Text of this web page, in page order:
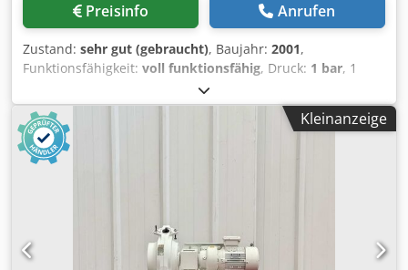
Preisinfo Anrufen
Zustand: sehr gut (gebraucht), Baujahr: 2001,
Funktionsfähigkeit: voll funktionsfähig, Druck: 1 bar, 1
gebr. Niederdruck-Dampfkessel ----- Hersteller :
VIESSMANN Type : Vitoplex 100-LS Leistung : 580 kW
Dampfleistung ca. : 800 kg/h Wasserinhalt ca. : 1.316 ltr
zulässiger Betriebsüberdruck : 1 bar Baujahr : 2001 CE
Kennzeichen : 0035 ausgerüstet mit Weishaupt
groben und feinen Armaturen.
Kleinanzeige